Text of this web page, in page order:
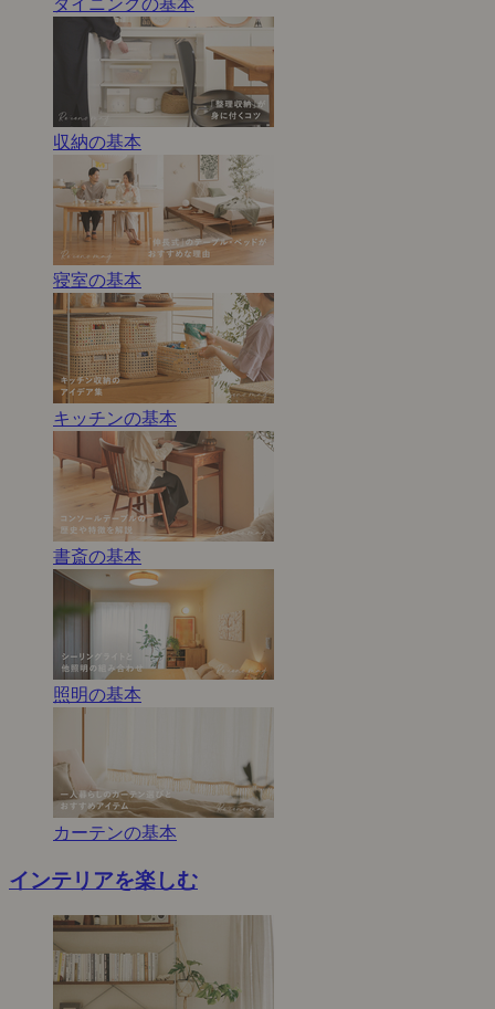
収納の基本
寝室の基本
キッチンの基本
書斎の基本
照明の基本
カーテンの基本
インテリアを楽しむ